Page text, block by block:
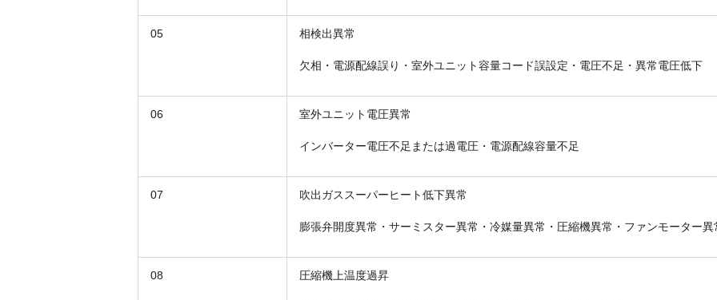
05 相検出異常
欠相・電源配線誤り・室外ユニット容量コード誤設定・電圧不足・異常電圧低下
06 室外ユニット電圧異常
インバーター電圧不足または過電圧・電源配線容量不足
07 吹出ガススーパーヒート低下異常
膨張弁開度異常・サーミスター異常・冷媒量異常・圧縮機異常・ファンモーター異
08 圧縮機上温度過昇
折り返しのご連絡